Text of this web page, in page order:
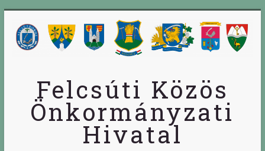
Felcsúti Közös
Önkormányzati
Hivatal